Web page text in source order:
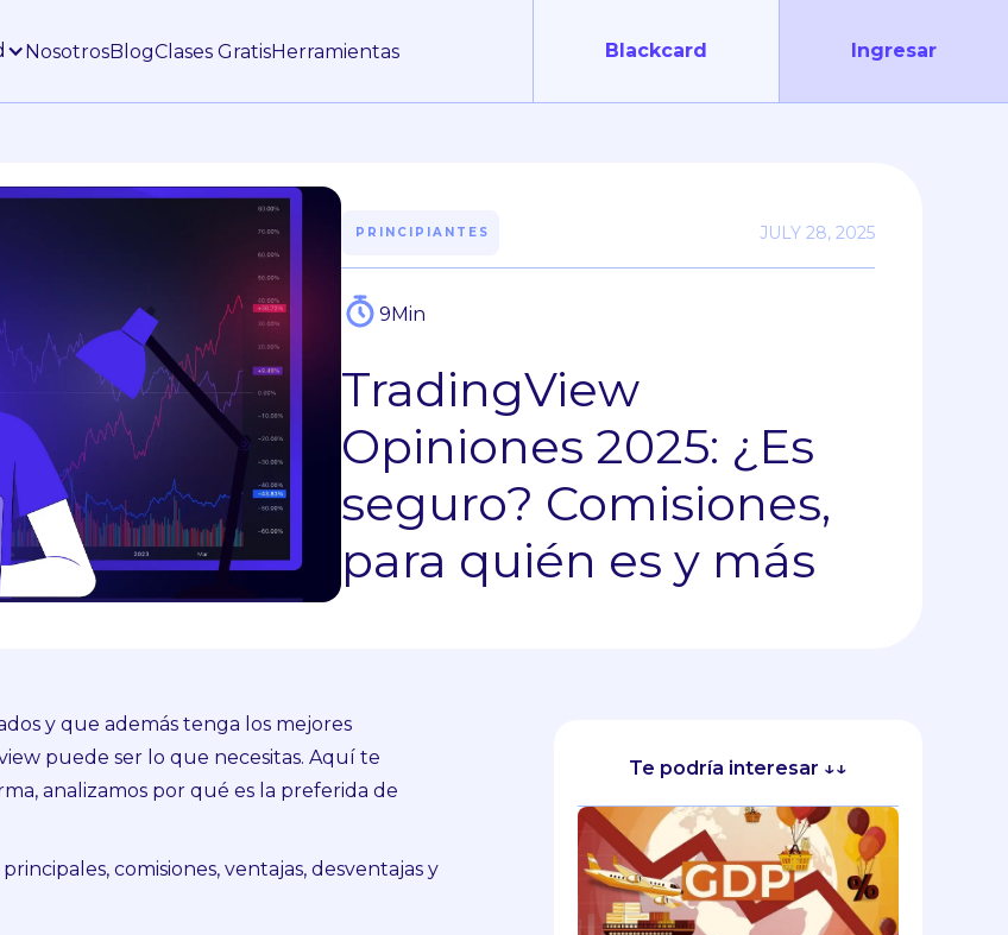
NosotrosBlogClases GratisHerramientas Blackcard Ingresar
PRINCIPIANTES JULY 28, 2025
9Min
TradingView
Opiniones 2025: ¿Es
seguro? Comisiones,
para quién es y más
y que además tenga los mejores
puede ser lo que necesitas. Aquí te
analizamos por qué es la preferida de
comisiones, ventajas, desventajas y
Te podría interesar ↓↓